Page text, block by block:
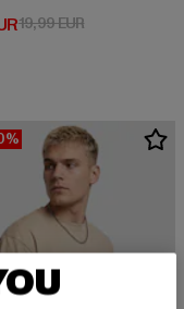
Preis: 12,99 EUR
19,99 EURAktionspreis: